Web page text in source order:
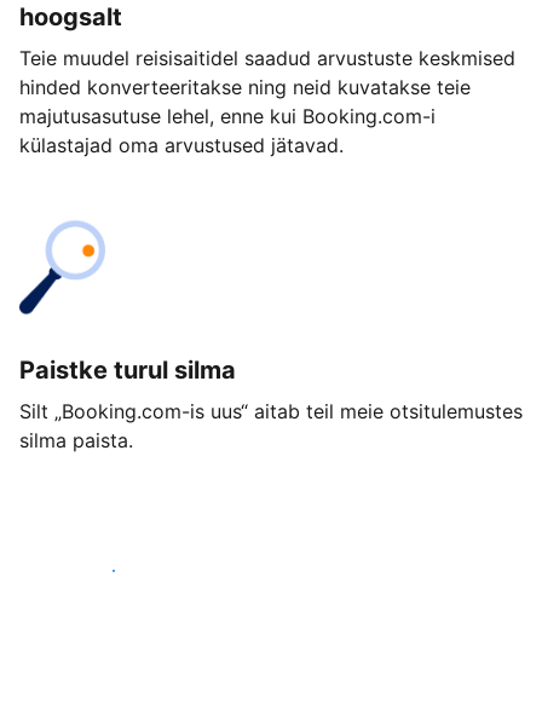
hoogsalt
Teie muudel reisisaitidel saadud arvustuste keskmised
hinded konverteeritakse ning neid kuvatakse teie
majutusasutuse lehel, enne kui Booking.com-i
külastajad oma arvustused jätavad.
Paistke turul silma
Silt „Booking.com-is uus“ aitab teil meie otsitulemustes
silma paista.
Alusta juba täna